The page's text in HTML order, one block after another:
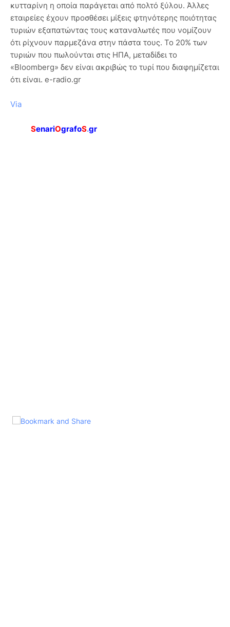
κυτταρίνη η οποία παράγεται από πολτό ξύλου. Άλλες
εταιρείες έχουν προσθέσει μίξεις φτηνότερης ποιότητας
τυριών εξαπατώντας τους καταναλωτές που νομίζουν
ότι ρίχνουν παρμεζάνα στην πάστα τους. Το 20% των
τυριών που πωλούνται στις ΗΠΑ, μεταδίδει το
«Bloomberg» δεν είναι ακριβώς το τυρί που διαφημίζεται
ότι είναι. e-radio.gr
Via
SenariOgrafoS.gr